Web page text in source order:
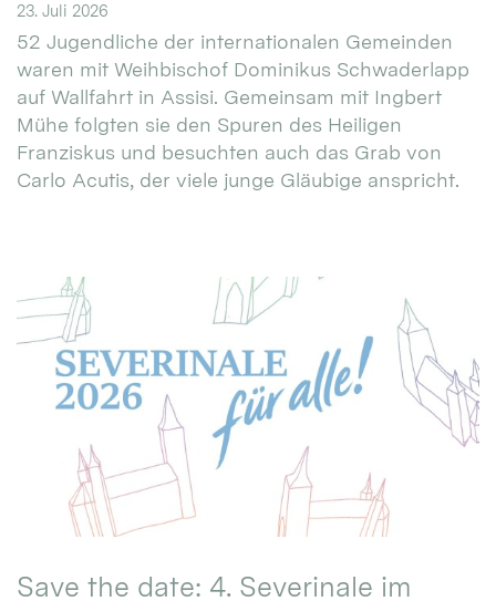
23. Juli 2026
52 Jugendliche der internationalen Gemeinden
waren mit Weihbischof Dominikus Schwaderlapp
auf Wallfahrt in Assisi. Gemeinsam mit Ingbert
Mühe folgten sie den Spuren des Heiligen
Franziskus und besuchten auch das Grab von
Carlo Acutis, der viele junge Gläubige anspricht.
Save the date: 4. Severinale im